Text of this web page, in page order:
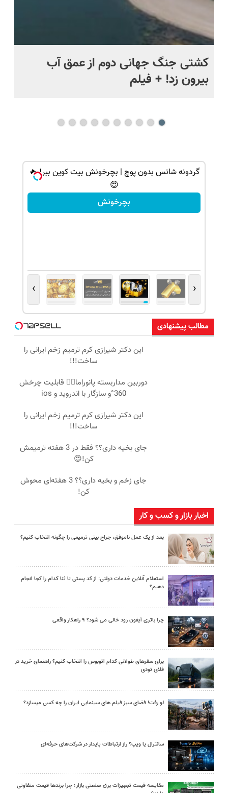
کشتی‌ جنگ جهانی دوم از عمق آب
بیرون زد! + فیلم
گردونه شانس بدون پوچ | بچرخونش بیت کوین ببر! 🔥
😍
بچرخونش
‹
›
مطالب پیشنهادی
این دکتر شیرازی کرم ترمیم زخم ایرانی را
ساخت!!!
دوربین مداربسته پانوراما👈🏻 قابلیت چرخش
360°و سازگار با اندروید و ios
این دکتر شیرازی کرم ترمیم زخم ایرانی را
ساخت!!!
جای بخیه داری؟؟ فقط در 3 هفته ترمیمش
کن!😍
جای زخم و بخیه داری؟؟ 3 هفته‌ای محوش
کن!
اخبار بازار و کسب و کار
بعد از یک عمل ناموفق، جراح بینی ترمیمی را چگونه انتخاب کنیم؟
استعلام آنلاین خدمات دولتی: از کد پستی تا ثنا کدام را کجا انجام
دهیم؟
چرا باتری آیفون زود خالی می شود؟ ۹ راهکار واقعی
برای سفرهای طولانی کدام اتوبوس را انتخاب کنیم؟ راهنمای خرید در
فلای تودی
لو رفت! فضای سبز فیلم های سینمایی ایران را چه کسی میسازد؟
سانترال یا ویپ؟ راز ارتباطات پایدار در شرکت‌های حرفه‌ای
مقایسه قیمت تجهیزات برق صنعتی بازار؛ چرا برندها قیمت متفاوتی